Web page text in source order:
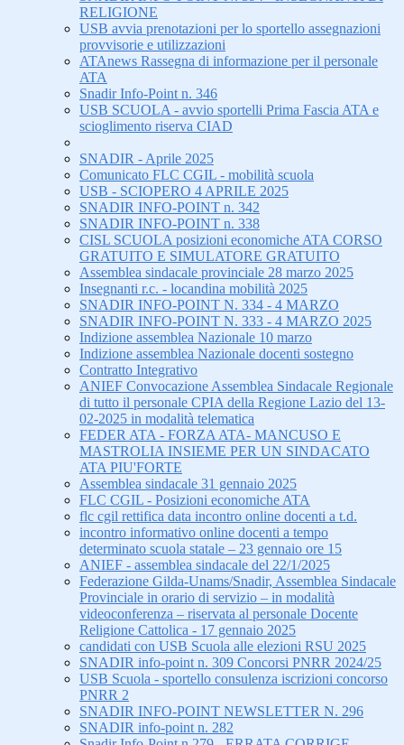
RELIGIONE
USB avvia prenotazioni per lo sportello assegnazioni
provvisorie e utilizzazioni
ATAnews Rassegna di informazione per il personale
ATA
Snadir Info-Point n. 346
USB SCUOLA - avvio sportelli Prima Fascia ATA e
scioglimento riserva CIAD
SNADIR - Aprile 2025
Comunicato FLC CGIL - mobilità scuola
USB - SCIOPERO 4 APRILE 2025
SNADIR INFO-POINT n. 342
SNADIR INFO-POINT n. 338
CISL SCUOLA posizioni economiche ATA CORSO
GRATUITO E SIMULATORE GRATUITO
Assemblea sindacale provinciale 28 marzo 2025
Insegnanti r.c. - locandina mobilità 2025
SNADIR INFO-POINT N. 334 - 4 MARZO
SNADIR INFO-POINT N. 333 - 4 MARZO 2025
Indizione assemblea Nazionale 10 marzo
Indizione assemblea Nazionale docenti sostegno
Contratto Integrativo
ANIEF Convocazione Assemblea Sindacale Regionale
di tutto il personale CPIA della Regione Lazio del 13-
02-2025 in modalità telematica
FEDER ATA - FORZA ATA- MANCUSO E
MASTROLIA INSIEME PER UN SINDACATO
ATA PIU'FORTE
Assemblea sindacale 31 gennaio 2025
FLC CGIL - Posizioni economiche ATA
flc cgil rettifica data incontro online docenti a t.d.
incontro informativo online docenti a tempo
determinato scuola statale – 23 gennaio ore 15
ANIEF - assemblea sindacale del 22/1/2025
Federazione Gilda-Unams/Snadir, Assemblea Sindacale
Provinciale in orario di servizio – in modalità
videoconferenza – riservata al personale Docente
Religione Cattolica - 17 gennaio 2025
candidati con USB Scuola alle elezioni RSU 2025
SNADIR info-point n. 309 Concorsi PNRR 2024/25
USB Scuola - sportello consulenza iscrizioni concorso
PNRR 2
SNADIR INFO-POINT NEWSLETTER N. 296
SNADIR info-point n. 282